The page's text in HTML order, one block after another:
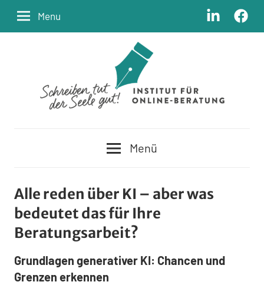
Zum
Inhalt
LinkedIn
Menu
Online-
Beratung
Menü
Alle reden über KI – aber was
bedeutet das für Ihre
Beratungsarbeit?
Grundlagen generativer KI: Chancen und
Grenzen erkennen